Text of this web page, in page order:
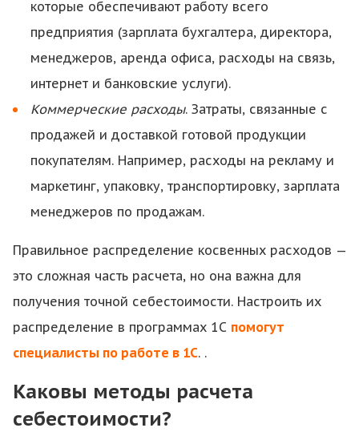
которые обеспечивают работу всего
предприятия (зарплата бухгалтера, директора,
менеджеров, аренда офиса, расходы на связь,
интернет и банковские услуги).
Коммерческие расходы. Затраты, связанные с
продажей и доставкой готовой продукции
покупателям. Например, расходы на рекламу и
маркетинг, упаковку, транспортировку, зарплата
менеджеров по продажам.
Правильное распределение косвенных расходов —
это сложная часть расчета, но она важна для
получения точной себестоимости. Настроить их
распределение в программах 1С помогут
специалисты по работе в 1С. .
Каковы методы расчета
себестоимости?